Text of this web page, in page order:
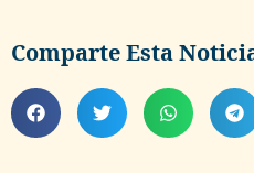
Comparte Esta